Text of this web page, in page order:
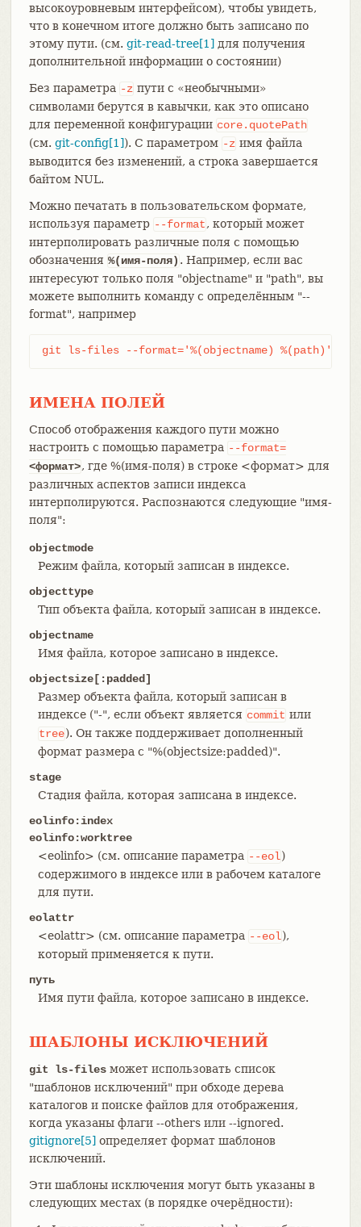
высокоуровневым интерфейсом), чтобы увидеть,
что в конечном итоге должно быть записано по
этому пути. (см. git-read-tree[1] для получения
дополнительной информации о состоянии)
Без параметра -z пути с «необычными»
символами берутся в кавычки, как это описано
для переменной конфигурации core.quotePath
(см. git-config[1]). С параметром -z имя файла
выводится без изменений, а строка завершается
байтом NUL.
Можно печатать в пользовательском формате,
используя параметр --format, который может
интерполировать различные поля с помощью
обозначения %(имя-поля) . Например, если вас
интересуют только поля "objectname" и "path", вы
можете выполнить команду с определённым "--
format", например
git ls-files --format='%(objectname) %(path)'
ИМЕНА ПОЛЕЙ
Способ отображения каждого пути можно
настроить с помощью параметра --format=
<формат>, где %(имя-поля) в строке <формат> для
различных аспектов записи индекса
интерполируются. Распознаются следующие "имя-
поля":
objectmode
Режим файла, который записан в индексе.
objecttype
Тип объекта файла, который записан в индексе.
objectname
Имя файла, которое записано в индексе.
objectsize[:padded]
Размер объекта файла, который записан в
индексе ("-", если объект является commit или
tree). Он также поддерживает дополненный
формат размера с "%(objectsize:padded)".
stage
Стадия файла, которая записана в индексе.
eolinfo:index
eolinfo:worktree
<eolinfo> (см. описание параметра --eol)
содержимого в индексе или в рабочем каталоге
для пути.
eolattr
<eolattr> (см. описание параметра --eol),
который применяется к пути.
путь
Имя пути файла, которое записано в индексе.
ШАБЛОНЫ ИСКЛЮЧЕНИЙ
git ls-filesможет использовать список
"шаблонов исключений" при обходе дерева
каталогов и поиске файлов для отображения,
когда указаны флаги --others или --ignored.
gitignore[5] определяет формат шаблонов
исключений.
Эти шаблоны исключения могут быть указаны в
следующих местах (в порядке очерёдности):